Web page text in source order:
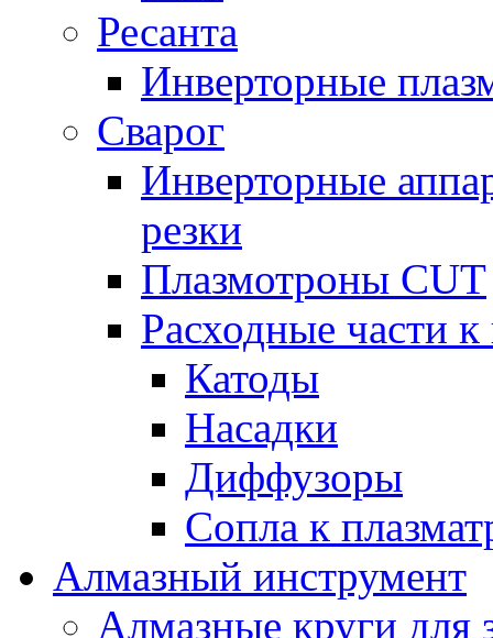
Ресанта
Инверторные
Сварог
Инверторные
резки
Плазмотроны CUT
Расходные части
Катоды
Насадки
Диффузоры
Сопла к
Алмазный инструмент
Алмазные круги для